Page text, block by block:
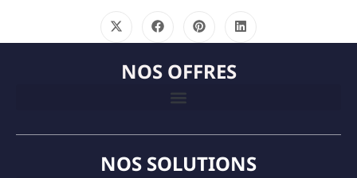
NOS OFFRES
NOS SOLUTIONS